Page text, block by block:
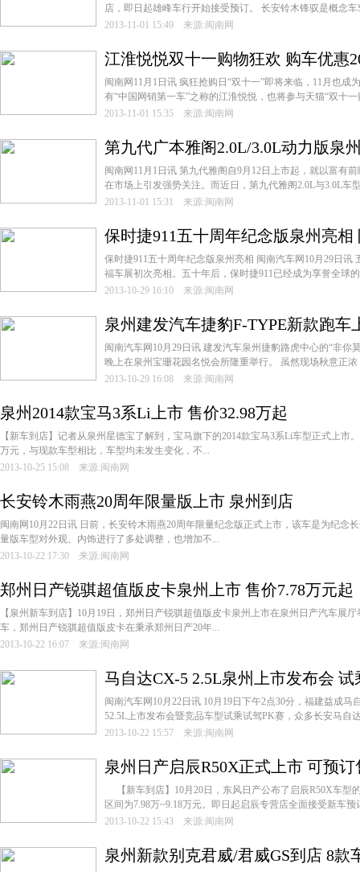
店，即日起雄峰车行开始接受预订。 长安铃木锋驭是概念车
2013-11-01 15:49 来源:闽南网
江淮悦悦双十一购物狂欢 购车优惠
闽南网11月1日讯 疯狂抢购日“双十一”即将来临，11月也成
有“中国网销第一车”之称的江淮悦悦，也将参与天猫“双十
2013-11-01 15:35 来源:闽南网
第九代广本雅阁2.0L/3.0L动力版泉
闽南网11月1日讯 第九代雅阁自9月12日上市起，就以富有
在市场上引发强势关注。而近日，第九代雅阁2.0L与3.0L车
2013-11-01 15:31 来源:闽南网
保时捷911五十周年纪念版泉州亮相
保时捷911五十周年纪念版泉州亮相 闽南汽车网10月29日讯
福车展初次亮相。五十年后，保时捷911已经成为享誉全球
2013-10-29 16:10 来源:闽南网
泉州建发汽车捷豹F-TYPE新款跑车
闽南汽车网10月29日讯 建发汽车泉州捷豹路虎中心的“非你
晚上在泉州宝珊花园名悦会所隆重举行。 虽然现场秋意正
2013-10-29 16:08 来源:闽南网
泉州2014款宝马3系Li上市 售价32.98万起
【新车到店】记者从泉州星德宝了解到，宝马旗下的2014款宝马3系Li车型正式上市
万元，与现款车型相比，车型均未发生变化，不...
2013-10-25 15:08 来源:闽南网
长安铃木雨燕20周年限量版上市 泉州到店
闽南网10月22日讯 日前，长安铃木雨燕20周年限量纪念版正式上市，该车是为纪念
量版车型对外观、内饰进行了多处调整，也增加不...
2013-10-22 17:30 来源:闽南网
郑州日产锐骐超值版皮卡泉州上市 售价7.78万元起
【泉州新车到店】10月19日，郑州日产锐骐超值版皮卡泉州上市在泉州日产汽车展
车，郑州日产锐骐超值版皮卡在秉承郑州日产20年...
2013-10-22 16:07 来源:闽南网
马自达CX-5 2.5L泉州上市发布会 试
闽南汽车网10月22日讯 10月19日下午2点30分，福建益成马
52.5L上市发布会暨竞品车型试乘试驾PK赛，众多长安马自
2013-10-22 15:57 来源:闽南网
泉州日产启辰R50X正式上市 可预订
【新车到店】10月20日，东风日产公布了启辰R50X车型
区间为7.98万~9.18万元。即日起启辰专营店全面接受新
2013-10-22 15:43 来源:闽南网
泉州新款别克君威/君威GS到店 8款